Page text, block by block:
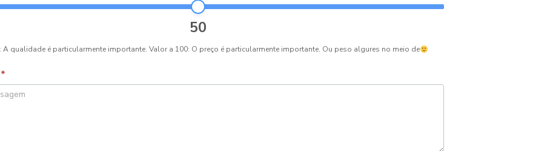
50
A qualidade é particularmente importante. Valor a 100: O preço é particularmente importante. Ou peso algures no meio de
*